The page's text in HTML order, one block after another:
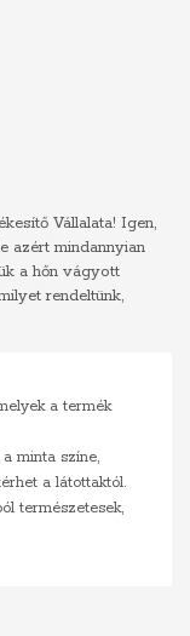
Vállalata! Igen,
azért mindannyian
a hőn vágyott
rendeltünk,
a termék
minta színe,
a látottaktól.
természetesek,